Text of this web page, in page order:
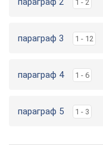
1 - 2
параграф 3 1 - 12
параграф 4 1 - 6
параграф 5 1 - 3